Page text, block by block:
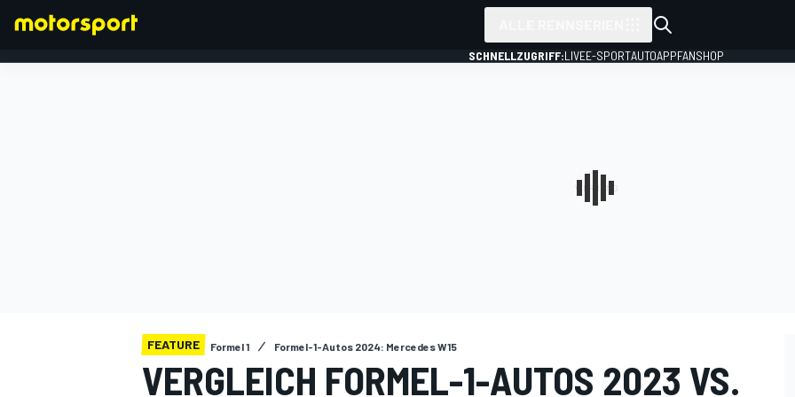
SCHNELLZUGRIFF:LIVEE-SPORTAUTOAPPFANSHOP
FEATURE Formel 1 Formel-1-Autos 2024: Mercedes W15
VERGLEICH FORMEL-1-AUTOS 2023 VS.